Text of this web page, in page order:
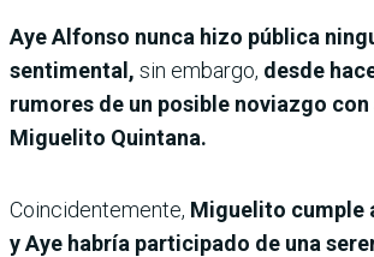
Aye Alfonso nunca hizo pública
sentimental, sin embargo, desde
rumores de un posible noviazgo con
Miguelito Quintana.
Coincidentemente, Miguelito cumple
y Aye habría participado de una